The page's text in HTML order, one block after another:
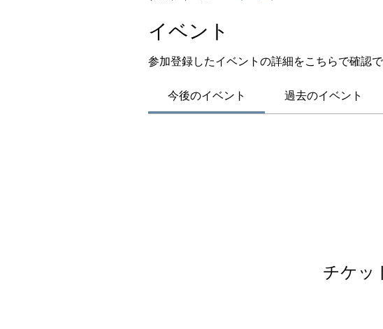
イベント
参加登録したイベントの詳細をこちらで確認で
今後のイベント 過去のイベント
チケッ